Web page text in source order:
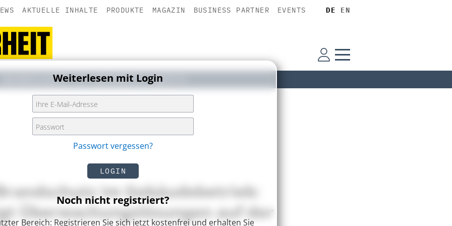
AKTUELLE INHALTE PRODUKTE MAGAZIN BUSINESS PARTNER EVENTS DE EN
BRANDSCHUTZ IT-SECURITY SAFETY
im Gebäudebetrieb:
Überwachungslösungen auf der
Weiterlesen mit Login
Passwort vergessen?
LOGIN
Noch nicht registriert?
Bereich: Registrieren Sie sich jetzt kostenfrei und erhalten Sie